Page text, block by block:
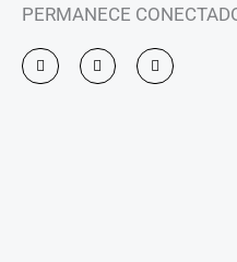
PERMANECE
I
n
s
F
a
c
Y
o
u